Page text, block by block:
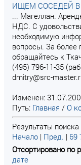
ИЩЕМ СОСЕДЕЙ
... Магеллан.
НДС. С
необходимую
вопросы. За более
обращайтесь к
(495) 796-11-35
dmitry@src-
Изменен:
Путь: Главная / О
Результаты
Начало | Пред. | 69
Отсортировано по
дате